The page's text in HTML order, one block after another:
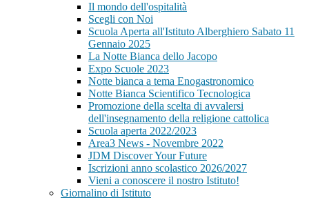
Il mondo dell'ospitalità
Scegli con Noi
Scuola Aperta all'Istituto Alberghiero Sabato 11
Gennaio 2025
La Notte Bianca dello Jacopo
Expo Scuole 2023
Notte bianca a tema Enogastronomico
Notte Bianca Scientifico Tecnologica
Promozione della scelta di avvalersi
dell'insegnamento della religione cattolica
Scuola aperta 2022/2023
Area3 News - Novembre 2022
JDM Discover Your Future
Iscrizioni anno scolastico 2026/2027
Vieni a conoscere il nostro Istituto!
Giornalino di Istituto